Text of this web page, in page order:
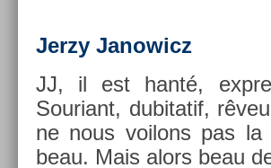
Jerzy Janowicz
JJ, il est hanté,
Souriant, dubitatif,
ne nous voilons pas
beau. Mais alors beau